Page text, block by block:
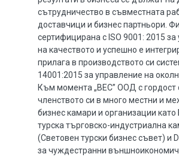
сътрудничество в съвместната
доставчици и бизнес партньори.
сертифицирана с ISO 9001: 2015 за
на качеството и успешно е
прилага в производството си
14001:2015 за управление на
Към момента „ВЕС” ООД с гордост
членството си в много местни и
бизнес камари и организации
турска търговско-индустриална
(Световен турски бизнес съвет) и
за чуждестранни